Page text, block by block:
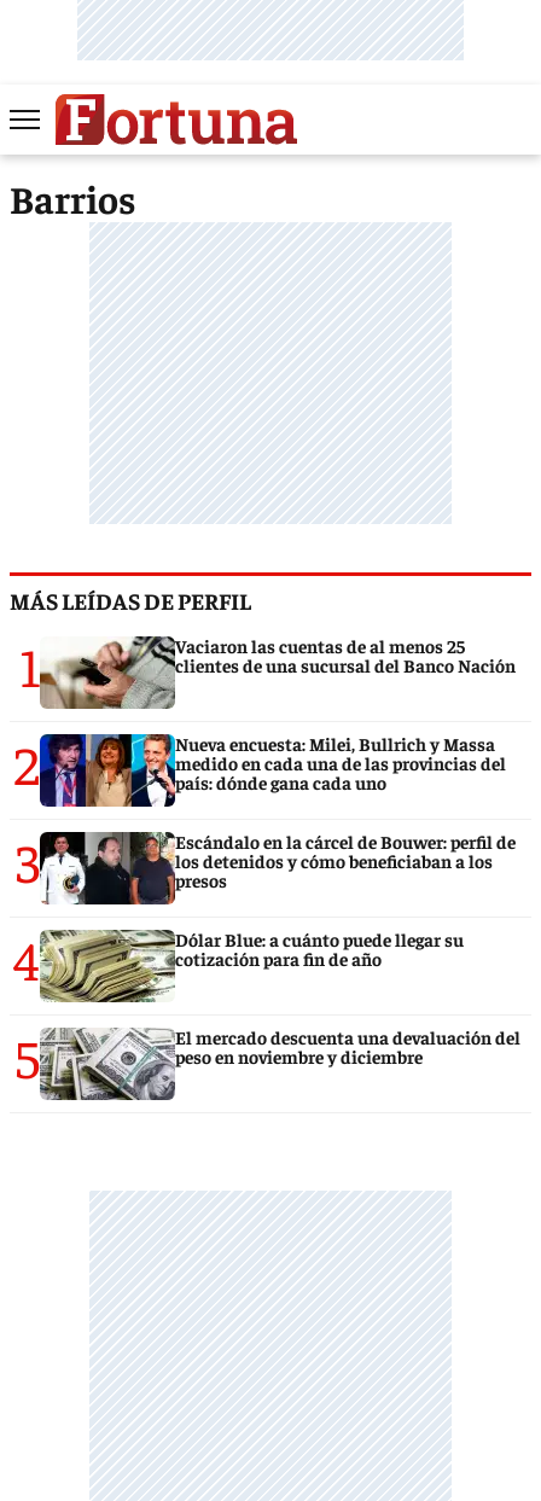
Barrios
MÁS LEÍDAS DE PERFIL
1
Vaciaron las cuentas de al menos 25
clientes de una sucursal del Banco Nación
2
Nueva encuesta: Milei, Bullrich y Massa
medido en cada una de las provincias del
país: dónde gana cada uno
3
Escándalo en la cárcel de Bouwer: perfil de
los detenidos y cómo beneficiaban a los
presos
4
Dólar Blue: a cuánto puede llegar su
cotización para fin de año
5
El mercado descuenta una devaluación del
peso en noviembre y diciembre